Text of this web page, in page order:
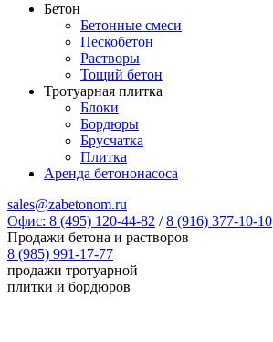
Бетон
Бетонные смеси
Пескобетон
Растворы
Тощий бетон
Тротуарная плитка
Блоки
Бордюры
Брусчатка
Плитка
Аренда бетононасоса
sales@zabetonom.ru
Офис: 8 (495) 120-44-82 / 8 (916) 377-10-10
Продажи бетона и растворов
8 (985) 991-17-77
продажи тротуарной
плитки и бордюров